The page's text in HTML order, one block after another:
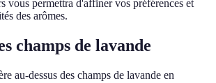
vous permettra d'affiner vos préférences et
des arômes.
champs de lavande
au-dessus des champs de lavande en